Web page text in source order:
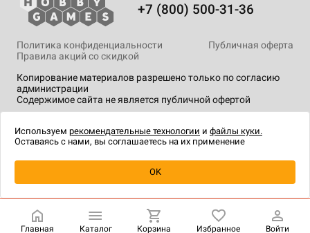
Уведомить о наличии
+7 (800) 500-31-36
Копирование материалов разрешено только по согласию
администрации
Содержимое сайта не является публичной офертой
Политика конфиденциальности
Публичная оферта
Правила акций со скидкой
технологии.
Главная Каталог Корзина Избранное Войти
Используем рекомендательные технологии и файлы куки.
Оставаясь с нами, вы соглашаетесь на их применение
OK